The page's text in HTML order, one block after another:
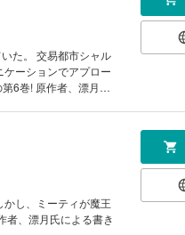
た。 交易都市シャル
ーションでアプロー
6巻! 原作者、漂月氏
し、ミーティが魔王
、漂月氏による書き